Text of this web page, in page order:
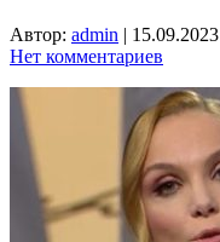
Автор: admin | 15.09.2023
Нет комментариев